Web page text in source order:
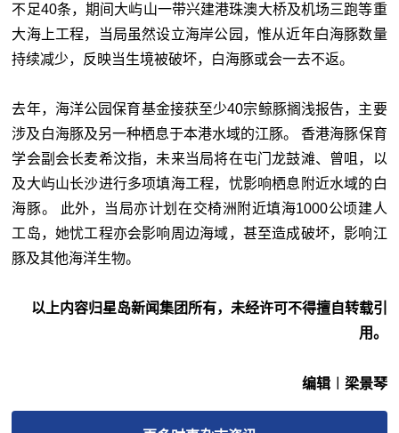
不足40条，期间大屿山一带兴建港珠澳大桥及机场三跑等重
大海上工程，当局虽然设立海岸公园，惟从近年白海豚数量
持续减少，反映当生境被破坏，白海豚或会一去不返。
去年，海洋公园保育基金接获至少40宗鲸豚搁浅报告，主要
涉及白海豚及另一种栖息于本港水域的江豚。 香港海豚保育
学会副会长麦希汶指，未来当局将在屯门龙鼓滩、曾咀，以
及大屿山长沙进行多项填海工程，忧影响栖息附近水域的白
海豚。 此外，当局亦计划在交椅洲附近填海1000公顷建人
工岛，她忧工程亦会影响周边海域，甚至造成破坏，影响江
豚及其他海洋生物。
以上内容归星岛新闻集团所有，未经许可不得擅自转载引
用。
编辑︱梁景琴